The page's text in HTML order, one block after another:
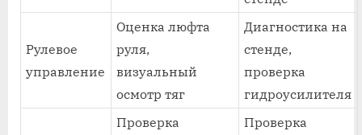
Рулевое
управление
Оценка люфта
руля,
визуальный
осмотр тяг
Диагностика на
стенде,
проверка
гидроусилителя
Проверка
Проверка